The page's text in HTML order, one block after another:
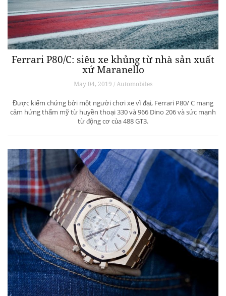
Ferrari P80/C: siêu xe khủng từ ​​nhà sản xuất
xứ Maranello
May 04, 2019 / Automobiles
Được kiểm chứng bởi một người chơi xe vĩ đại, Ferrari P80/ C mang
cảm hứng thẩm mỹ từ huyền thoại 330 và 966 Dino 206 và sức mạnh
từ động cơ của 488 GT3.